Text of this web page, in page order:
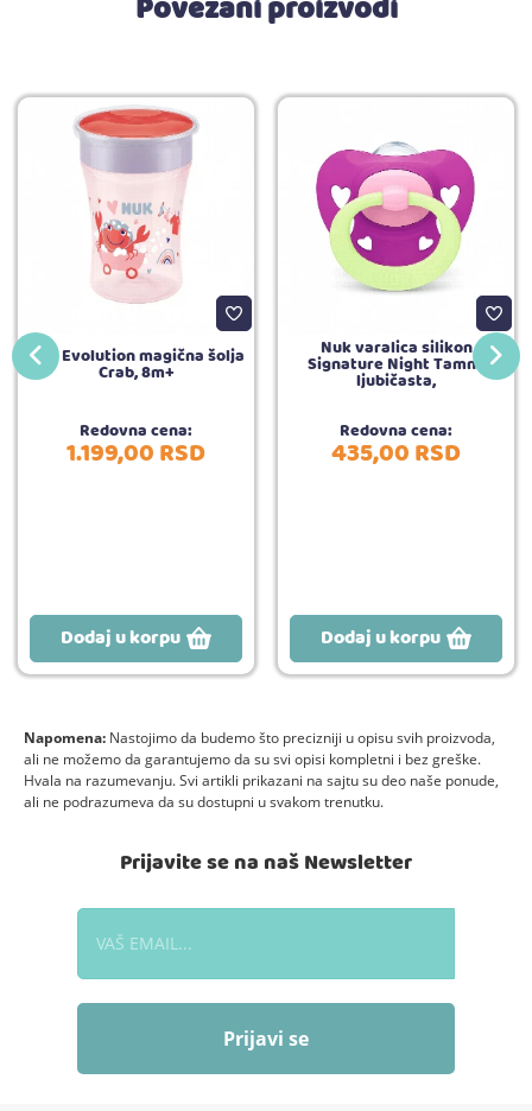
Povezani proizvodi
Nuk Evolution magična šolja
Crab, 8m+
Redovna cena:
1.199,00RSD
Dodaj u korpu
Nuk varalica silikon
Signature Night Tamno
ljubičasta,
Redovna cena:
435,00RSD
Dodaj u korpu
Napomena: Nastojimo da budemo što precizniji u opisu svih proizvoda,
ali ne možemo da garantujemo da su svi opisi kompletni i bez greške.
Hvala na razumevanju. Svi artikli prikazani na sajtu su deo naše ponude,
ali ne podrazumeva da su dostupni u svakom trenutku.
Prijavite se na naš Newsletter
Prijavi se